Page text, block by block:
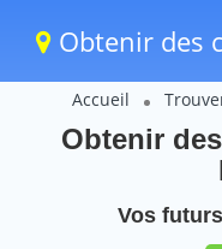
Obtenir des
Accueil
Obtenir
Vos